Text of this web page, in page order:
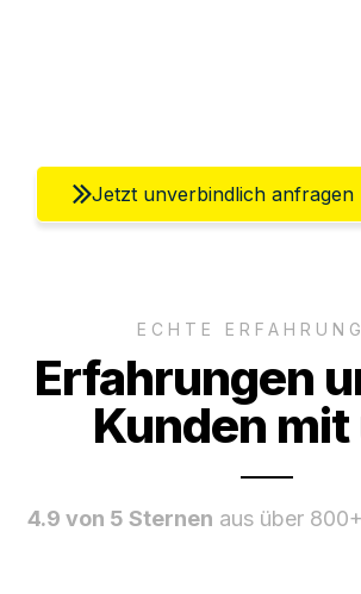
Jetzt unverbindlich anfragen
ECHTE
Erfahrungen
Kunden mit
4.9 von 5 Sternen aus über